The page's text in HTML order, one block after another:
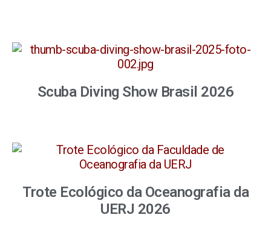
Scuba Diving Show Brasil 2026
Trote Ecológico da Oceanografia da
UERJ 2026